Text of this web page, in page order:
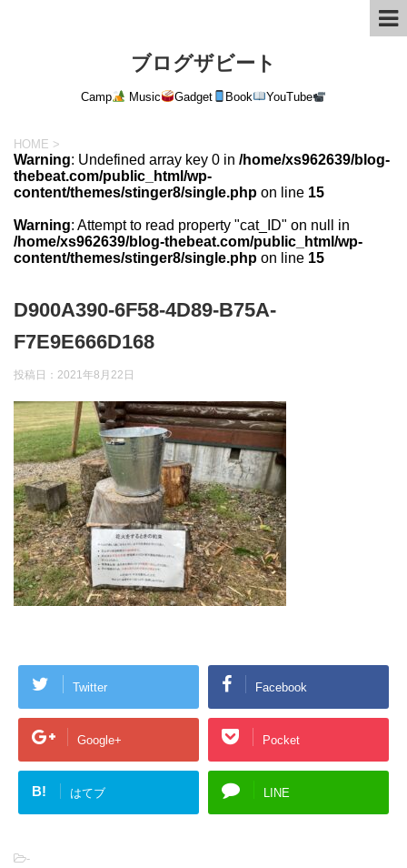
ブログザビート
Camp Music Gadget Book YouTube
HOME >
Warning: Undefined array key 0 in /home/xs962639/blog-
thebeat.com/public_html/wp-
content/themes/stinger8/single.php on line 15
Warning: Attempt to read property "cat_ID" on null in
/home/xs962639/blog-thebeat.com/public_html/wp-
content/themes/stinger8/single.php on line 15
D900A390-6F58-4D89-B75A-
F7E9E666D168
投稿日： 2021年8月22日
Twitter Facebook
Google+ Pocket
B! はてブ LINE
-